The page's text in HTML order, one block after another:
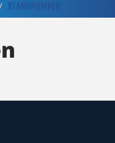
STANDPUMPEN